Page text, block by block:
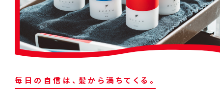
毎 ⽇ の ⾃ 信 は 、 髪 か ら 満 ち て く る 。